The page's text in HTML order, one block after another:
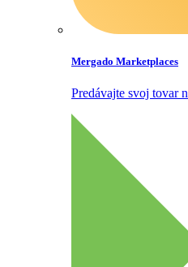
Mergado Marketplaces
Predávajte svoj tovar